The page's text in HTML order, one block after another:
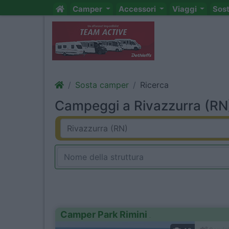
Camper Accessori Viaggi
Sosta camper Ricerca
Campeggi a Rivazzurra
Camper Park Rimini